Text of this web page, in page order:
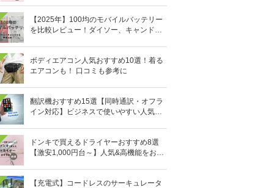
【2025年】100均のモバイルバッテリー
を比較レビュー！ダイソー、キャンドゥ
ボディエアコン人気おすすめ10選！着る
エアコンも！ 口コミも参考に
翻訳機おすすめ15選【同時通訳・オフラ
イン対応】ビジネスで使いやすい人気の
ドンキで買えるドライヤーおすすめ8選
【激安1,000円台～】人気&高機能をお得
【充電式】コードレスのサーキュレータ